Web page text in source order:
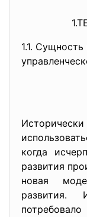
1.1.
когда
развития
новая
развития.